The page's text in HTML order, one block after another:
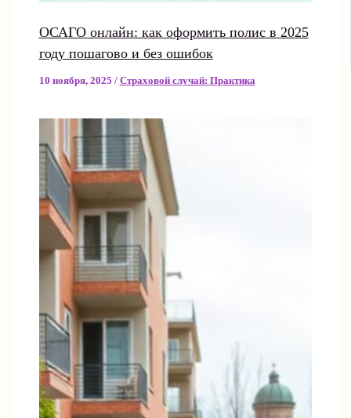
ОСАГО онлайн: как оформить полис в 2025
году пошагово и без ошибок
10 ноября, 2025 / Страховой случай: Практика